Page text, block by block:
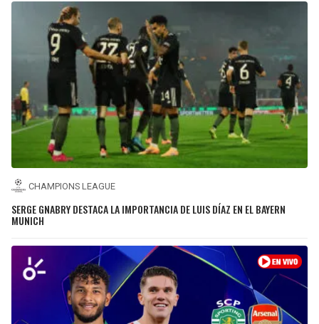
CHAMPIONS LEAGUE
SERGE GNABRY DESTACA LA IMPORTANCIA DE LUIS DÍAZ EN EL BAYERN
MUNICH